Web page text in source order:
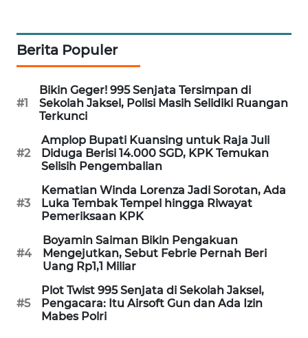
Berita Populer
#1
Bikin Geger! 995 Senjata Tersimpan di
Sekolah Jaksel, Polisi Masih Selidiki Ruangan
Terkunci
#2
Amplop Bupati Kuansing untuk Raja Juli
Diduga Berisi 14.000 SGD, KPK Temukan
Selisih Pengembalian
#3
Kematian Winda Lorenza Jadi Sorotan, Ada
Luka Tembak Tempel hingga Riwayat
Pemeriksaan KPK
#4
Boyamin Saiman Bikin Pengakuan
Mengejutkan, Sebut Febrie Pernah Beri
Uang Rp1,1 Miliar
#5
Plot Twist 995 Senjata di Sekolah Jaksel,
Pengacara: Itu Airsoft Gun dan Ada Izin
Mabes Polri
WAHANANEWS
NET
WAHANA
SPORT
WAHANA
UMKM
WAHANA
SELEB
WAHANA
PERSONA
WAHANA